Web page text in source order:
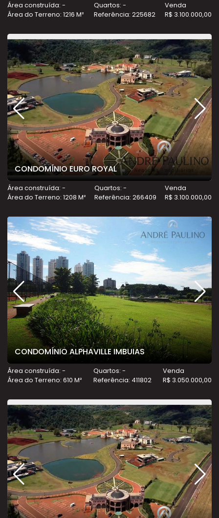
Área construída: -
Área do Terreno: 1216 M²
Quartos: -
Referência: 225682
Venda
R$ 3.100.000,00
CONDOMÍNIO EURO ROYAL
Área construída: -
Área do Terreno: 1208 M²
Quartos: -
Referência: 266409
Venda
R$ 3.100.000,00
CONDOMÍNIO ALPHAVILLE IMBUIAS
Área construída: -
Área do Terreno: 610 M²
Quartos: -
Referência: 411802
Venda
R$ 3.050.000,00